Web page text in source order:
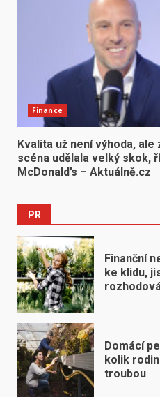
Finance
Kvalita už není výhoda,
scéna udělala velký skok,
McDonald’s – Aktuálně.cz
PR
Finanční
ke klidu,
Domácí
kolik
troubou